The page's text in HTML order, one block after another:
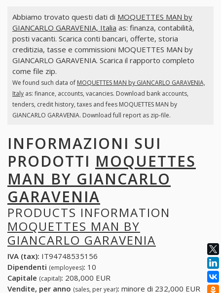
Abbiamo trovato questi dati di MOQUETTES MAN by
GIANCARLO GARAVENIA, Italia as: finanza, contabilità,
posti vacanti. Scarica conti bancari, offerte, storia
creditizia, tasse e commissioni MOQUETTES MAN by
GIANCARLO GARAVENIA. Scarica il rapporto completo
come file zip.
We found such data of MOQUETTES MAN by GIANCARLO GARAVENIA,
Italyas: finance, accounts, vacancies. Download bank accounts,
tenders, credit history, taxes and fees MOQUETTES MAN by
GIANCARLO GARAVENIA. Download full report as zip-file.
INFORMAZIONI SUI
PRODOTTI MOQUETTES
MAN BY GIANCARLO
GARAVENIA
PRODUCTS INFORMATION
MOQUETTES MAN BY
GIANCARLO GARAVENIA
IVA (tax): IT94748535156
Dipendenti (employees): 10
Capitale (capital): 208,000 EUR
Vendite, per anno (sales, per year): minore di 232,000 EUR